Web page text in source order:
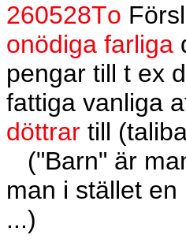
260528To
onödiga farliga
pengar till t ex
fattiga vanliga
döttrar till
("Barn" är
man i stället
...)